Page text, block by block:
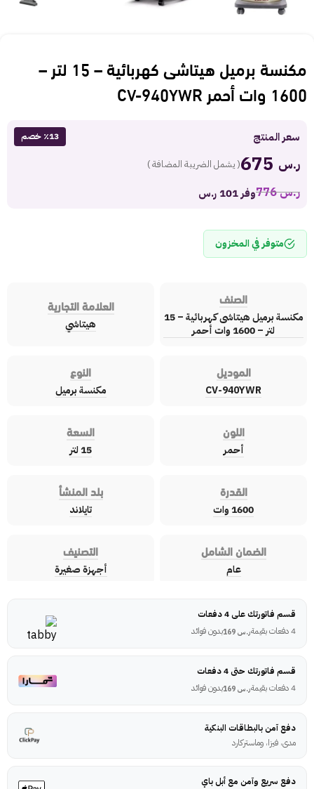
مكنسة برميل هيتاشى كهربائية – 15 لتر –
1600 وات أحمر CV-940YWR
سعر المنتج ٪13 خصم
ر.س ( يشمل الضريبة المضافة )
ر.س776 وفر 101 ر.س
متوفر في المخزون
الصنف
مكنسة برميل هيتاشى كهربائية – 15
لتر – 1600 وات أحمر
العلامة التجارية
هيتاشي
الموديل
CV-940YWR
النوع
مكنسة برميل
اللون
أحمر
السعة
15 لتر
القدرة
1600 وات
بلد المنشأ
تايلاند
الضمان الشامل
عام
التصنيف
أجهزة صغيرة
قسم فاتورتك على 4 دفعات
4 دفعات بقيمة
ر.س بدون فوائد
قسم فاتورتك حتى 4 دفعات
4 دفعات بقيمة
ر.س بدون فوائد
دفع آمن بالبطاقات البنكية
مدى، فيزا، وماستركارد
دفع سريع وآمن مع أبل باي